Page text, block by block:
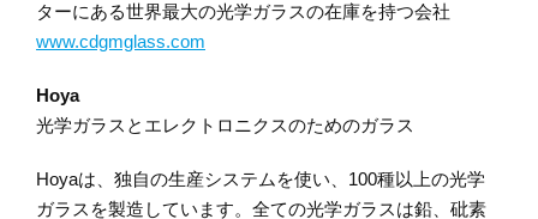
ターにある世界最大の光学ガラスの在庫を持つ会社
www.cdgmglass.com
Hoya
光学ガラスとエレクトロニクスのためのガラス
Hoyaは、独自の生産システムを使い、100種以上の光学
ガラスを製造しています。全ての光学ガラスは鉛、砒素